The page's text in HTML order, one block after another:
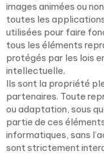
images animées ou
toutes les
utilisées pour faire
tous les éléments
protégés par les lois
intellectuelle.
Ils sont la propriété
partenaires. Toute
ou adaptation, sous
partie de ces
informatiques, sans
sont strictement